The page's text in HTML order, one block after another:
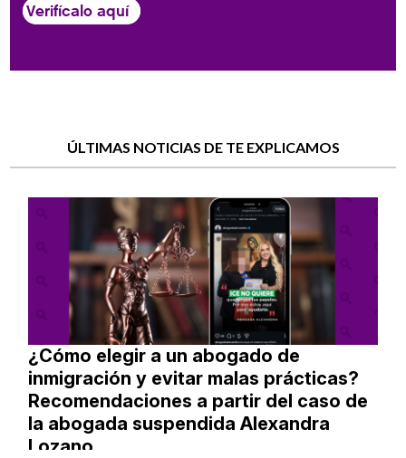
Verifícalo aquí
ÚLTIMAS NOTICIAS DE TE EXPLICAMOS
¿Cómo elegir a un abogado de
inmigración y evitar malas prácticas?
Recomendaciones a partir del caso de
la abogada suspendida Alexandra
Lozano